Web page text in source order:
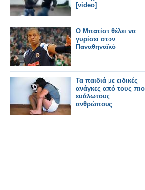
[video]
Ο Μπατίστ θέλει να
γυρίσει στον
Παναθηναϊκό
Τα παιδιά με ειδικές
ανάγκες από τους πιο
ευάλωτους
ανθρώπους